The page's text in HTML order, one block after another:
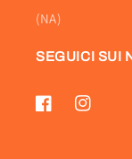
(NA)
SEGUICI SUI
FacebookInstagram